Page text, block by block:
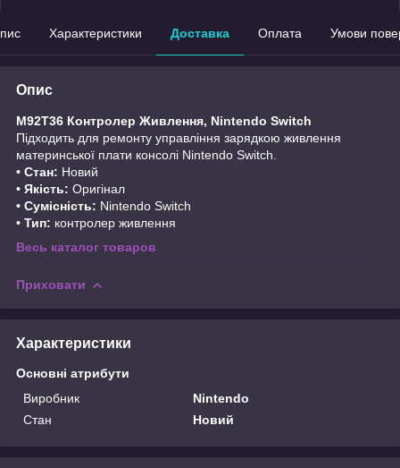
Характеристики Доставка Оплата Умови
Опис
M92T36 Контролер Живлення, Nintendo Switch
Підходить для ремонту управління зарядкою живлення
материнської плати консолі Nintendo Switch.
• Стан: Новий
• Якість: Оригінал
• Сумісність: Nintendo Switch
• Тип: контролер живлення
Весь каталог товаров
Приховати
Характеристики
Основні атрибути
Виробник
Nintendo
Стан
Новий